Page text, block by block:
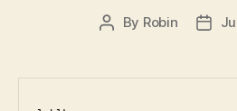
Post
By Robin
Post